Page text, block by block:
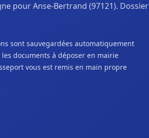
pour Anse-Bertrand (97121). Dossier
sont sauvegardées automatiquement
documents à déposer en mairie
vous est remis en main propre